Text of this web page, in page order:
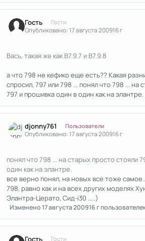
Гость Гости
Опубликовано:17 августа 200916 г
Вась, такая же как В7.9.7 и В7.9.8
а что 798 не кефико еще есть?? Какая
спросил, 797 или 798 ... понял что 798 ... на
797 и прошивка один в один как на элантре.
djonny761 Пользователи
Опубликовано:17 августа 200916 г
понял что 798 ... на старых просто стояли
один как на элантре.
все верно понял, на новых все тоже
798, равно как и на всех других моделях
Элантра-Церато, Сид-i30 .....)
Изменено17 августа 200916 г
Гость Гости